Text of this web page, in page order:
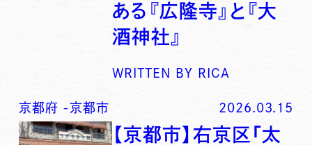
ある『広隆寺』と『大
酒神社』
WRITTEN BY RICA
京都府 -京都市 2026.03.15
【京都市】右京区「太